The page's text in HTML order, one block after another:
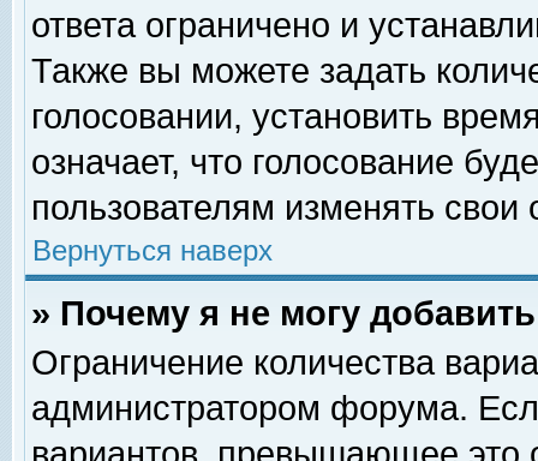
ответа ограничено и
Также вы можете задать
голосовании, установить
означает, что голосование
пользователям изменять свои
Вернуться наверх
» Почему я не могу
Ограничение количества
администратором форума.